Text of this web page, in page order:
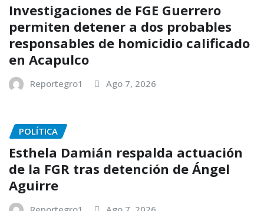
Investigaciones de FGE Guerrero
permiten detener a dos probables
responsables de homicidio calificado
en Acapulco
Reportegro1 Ago 7, 2026
POLÍTICA
Esthela Damián respalda actuación
de la FGR tras detención de Ángel
Aguirre